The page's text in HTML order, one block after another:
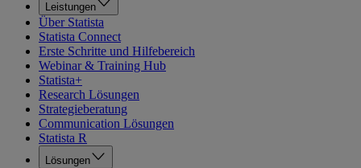
Leistungen
Über Statista
Statista Connect
Erste Schritte und Hilfebereich
Webinar & Training Hub
Statista+
Research Lösungen
Strategieberatung
Communication Lösungen
Statista R
Lösungen